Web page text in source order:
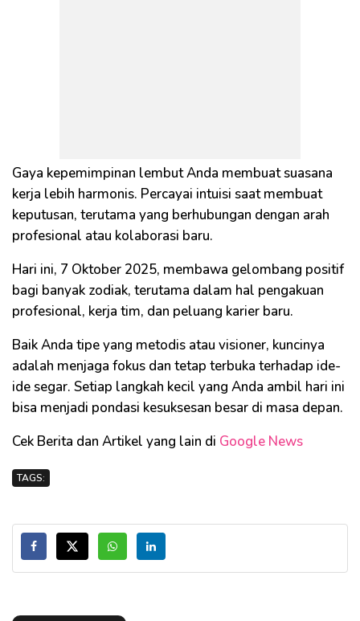
Gaya kepemimpinan lembut Anda membuat suasana
kerja lebih harmonis. Percayai intuisi saat membuat
keputusan, terutama yang berhubungan dengan arah
profesional atau kolaborasi baru.
Hari ini, 7 Oktober 2025, membawa gelombang positif
bagi banyak zodiak, terutama dalam hal pengakuan
profesional, kerja tim, dan peluang karier baru.
Baik Anda tipe yang metodis atau visioner, kuncinya
adalah menjaga fokus dan tetap terbuka terhadap ide-
ide segar. Setiap langkah kecil yang Anda ambil hari ini
bisa menjadi pondasi kesuksesan besar di masa depan.
Cek Berita dan Artikel yang lain di Google News
TAGS: